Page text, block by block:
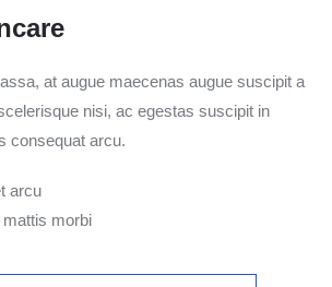
at augue maecenas augue suscipit a
nisi, ac egestas suscipit in
consequat arcu.
arcu
morbi